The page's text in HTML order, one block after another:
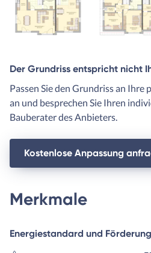
Der Grundriss entspricht nicht
Passen Sie den Grundriss an Ihre
an und besprechen Sie Ihren
Bauberater des Anbieters.
Kostenlose Anpassung
Merkmale
Energiestandard und Förderung